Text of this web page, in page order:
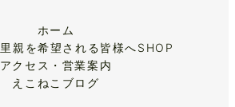
ホーム
里親を希望される皆様へSHOP
アクセス・営業案内
えこねこブログ